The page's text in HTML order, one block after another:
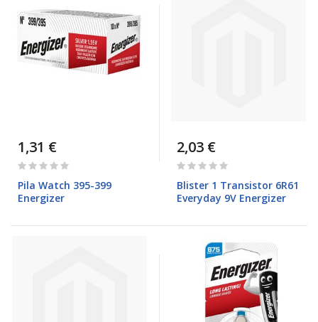
1,31 €
Rating:
Pila Watch 395-399
Energizer
2,03 €
Rating:
Blister 1 Transistor 6R61
Everyday 9V Energizer